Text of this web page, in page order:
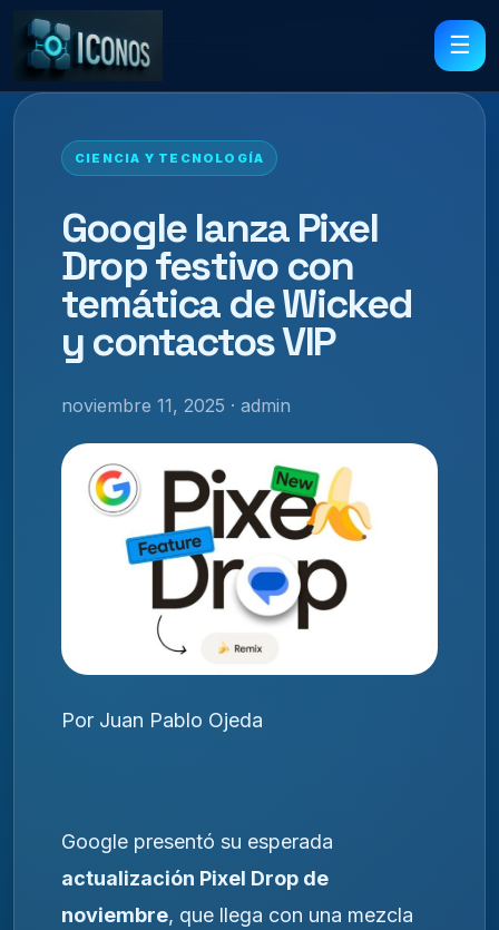
☰
CIENCIA Y TECNOLOGÍA
Google lanza Pixel
Drop festivo con
temática de Wicked
y contactos VIP
noviembre 11, 2025 · admin
Por Juan Pablo Ojeda
Google presentó su esperada
actualización Pixel Drop de
noviembre, que llega con una mezcla